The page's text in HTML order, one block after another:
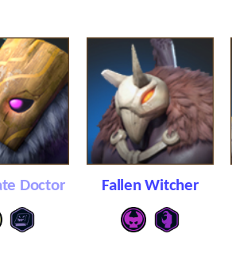
Doctor Fallen Witcher